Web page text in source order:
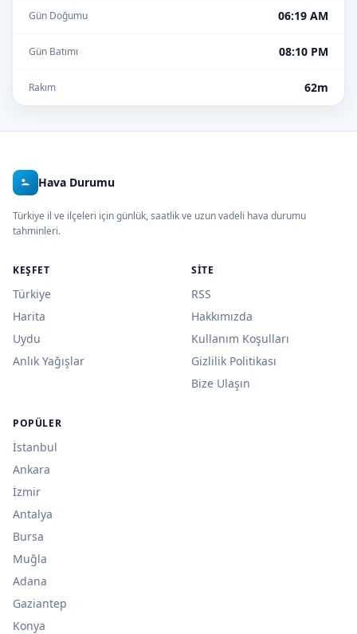
Gün Doğumu 06:19 AM
Gün Batımı 08:10 PM
Rakım 62m
Hava Durumu
Türkiye il ve ilçeleri için günlük, saatlik ve uzun vadeli hava durumu
tahminleri.
KEŞFET
Türkiye
Harita
Uydu
Anlık Yağışlar
SITE
RSS
Hakkımızda
Kullanım Koşulları
Gizlilik Politikası
Bize Ulaşın
POPÜLER
İstanbul
Ankara
İzmir
Antalya
Bursa
Muğla
Adana
Gaziantep
Konya